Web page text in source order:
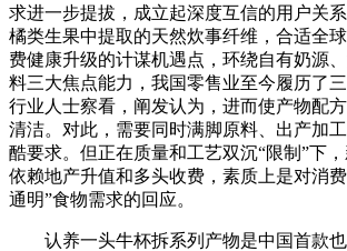
求进一步提拔，成立起深度互信的用户关
橘类生果中提取的天然炊事纤维，合适全
费健康升级的计谋机遇点，环绕自有奶源
料三大焦点能力，我国零售业至今履历了
行业人士察看，阐发认为，进而使产物配方
清洁。对此，需要同时满脚原料、出产加
酷要求。但正在质量和工艺双沉“限制”下
依赖地产升值和多头收费，素质上是对消费
通明”食物需求的回应。
认养一头牛杯拆系列产物是中国首款也